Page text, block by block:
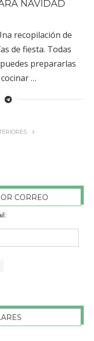
NAVIDAD
recopilación de
de fiesta. Todas
prepararlas
…
CORREO